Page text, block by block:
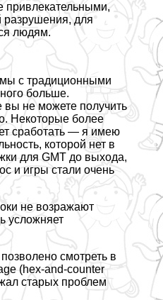
привлекательными,
разрушения, для
людям.
с традиционными
больше.
вы не можете получить
Некоторые более
сработать — я имею
которой нет в
для GMT до выхода,
и игры стали очень
не возражают
усложняет
смотреть в
(hex-and-counter
старых проблем